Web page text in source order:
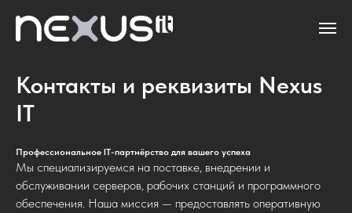
Контакты и реквизиты Nexus
IT
Профессиональное IT-партнёрство для вашего успеха
Мы специализируемся на поставке, внедрении и
обслуживании серверов, рабочих станций и программного
обеспечения. Наша миссия — предоставлять оперативную